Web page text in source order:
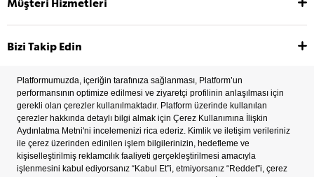
Müşteri Hizmetleri
Bizi Takip Edin
2022 Copyright © Tüm hakları saklıdır.
İşlem Rehberi
Çerez Tercihleri